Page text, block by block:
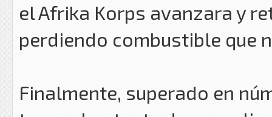
el Afrika Korps avanzara y
perdiendo combustible que
Finalmente, superado en